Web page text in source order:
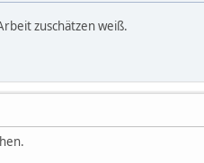
zuschätzen weiß.